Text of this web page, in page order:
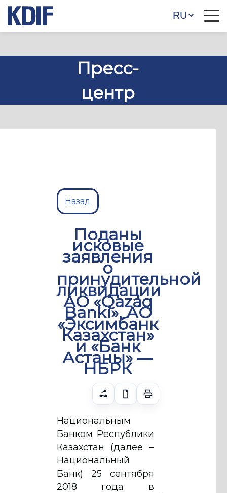
Пресс-
центр
Назад
Поданы
исковые
заявления
о
принудительной
ликвидации
АО «Qazaq
Banki», АО
«Эксимбанк
Казахстан»
и «Банк
Астаны» ―
НБРК
Национальным
Банком Республики
Казахстан (далее –
Национальный
Банк) 25 сентября
2018 года в